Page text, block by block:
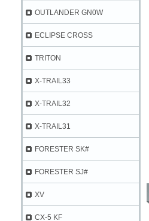
OUTLANDER GN0W
ECLIPSE CROSS
TRITON
X-TRAIL33
X-TRAIL32
X-TRAIL31
FORESTER SK#
FORESTER SJ#
XV
CX-5 KF